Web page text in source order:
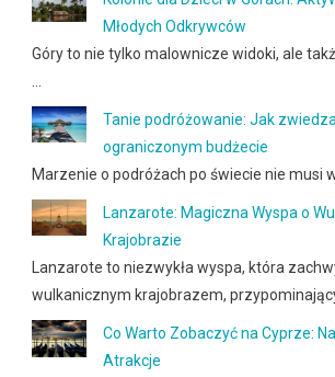
Młodych Odkrywców
Góry to nie tylko malownicze widoki, ale
Tanie podróżowanie: Jak
ograniczonym budżecie
Marzenie o podróżach po świecie nie musi
Lanzarote: Magiczna Wyspa o
Krajobrazie
Lanzarote to niezwykła wyspa, która
wulkanicznym krajobrazem,
Co Warto Zobaczyć na Cyprze:
Atrakcje